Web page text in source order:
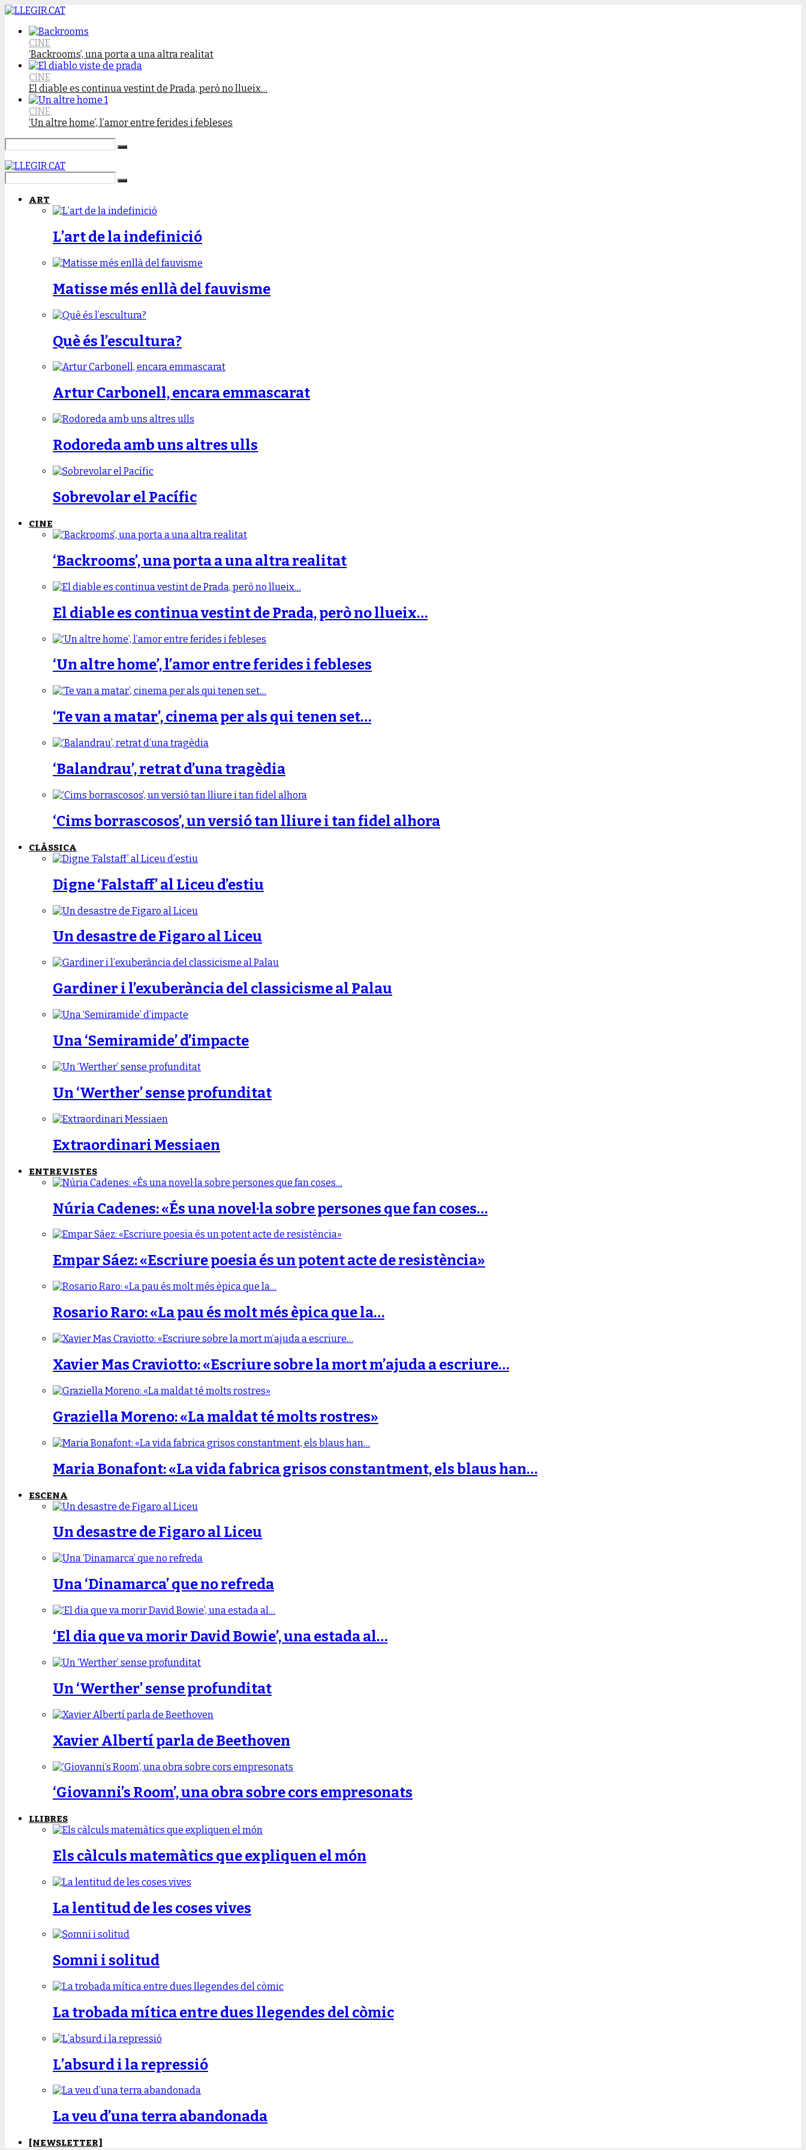
CINE
‘Backrooms’, una porta a una altra realitat
CINE
El diable es continua vestint de Prada, però no llueix…
CINE
‘Un altre home’, l’amor entre ferides i febleses
ART
L’art de la indefinició
Matisse més enllà del fauvisme
Què és l’escultura?
Artur Carbonell, encara emmascarat
Rodoreda amb uns altres ulls
Sobrevolar el Pacífic
CINE
‘Backrooms’, una porta a una altra realitat
El diable es continua vestint de Prada, però no llueix…
‘Un altre home’, l’amor entre ferides i febleses
‘Te van a matar’, cinema per als qui tenen set…
‘Balandrau’, retrat d’una tragèdia
‘Cims borrascosos’, un versió tan lliure i tan fidel alhora
CLÀSSICA
Digne ‘Falstaff’ al Liceu d’estiu
Un desastre de Figaro al Liceu
Gardiner i l’exuberància del classicisme al Palau
Una ‘Semiramide’ d’impacte
Un ‘Werther’ sense profunditat
Extraordinari Messiaen
ENTREVISTES
Núria Cadenes: «És una novel·la sobre persones que fan coses…
Empar Sáez: «Escriure poesia és un potent acte de resistència»
Rosario Raro: «La pau és molt més èpica que la…
Xavier Mas Craviotto: «Escriure sobre la mort m’ajuda a escriure…
Graziella Moreno: «La maldat té molts rostres»
Maria Bonafont: «La vida fabrica grisos constantment, els blaus han…
ESCENA
Un desastre de Figaro al Liceu
Una ‘Dinamarca’ que no refreda
‘El dia que va morir David Bowie’, una estada al…
Un ‘Werther’ sense profunditat
Xavier Albertí parla de Beethoven
‘Giovanni’s Room’, una obra sobre cors empresonats
LLIBRES
Els càlculs matemàtics que expliquen el món
La lentitud de les coses vives
Somni i solitud
La trobada mítica entre dues llegendes del còmic
L’absurd i la repressió
La veu d’una terra abandonada
[NEWSLETTER]